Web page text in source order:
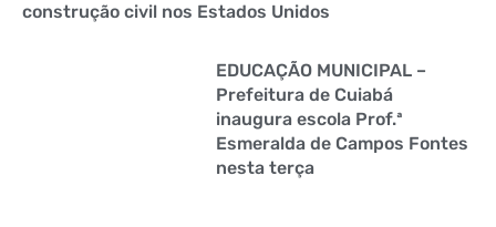
construção civil nos Estados Unidos
EDUCAÇÃO MUNICIPAL –
Prefeitura de Cuiabá
inaugura escola Prof.ª
Esmeralda de Campos Fontes
nesta terça